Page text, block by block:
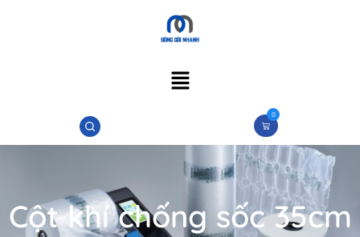
0
Cột khí chống sốc 35cm